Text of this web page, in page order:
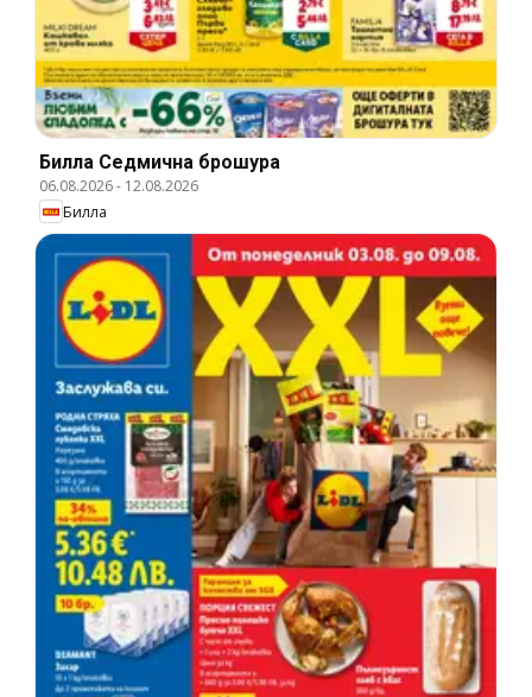
Билла Cедмична брошура
06.08.2026- 12.08.2026
Билла